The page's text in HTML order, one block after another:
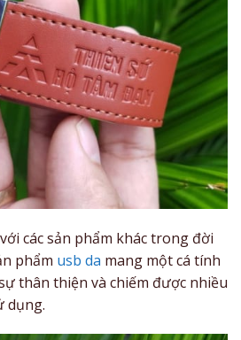
các sản phẩm khác trong đời
phẩm usb da mang một cá tính
thân thiện và chiếm được nhiều
dụng.